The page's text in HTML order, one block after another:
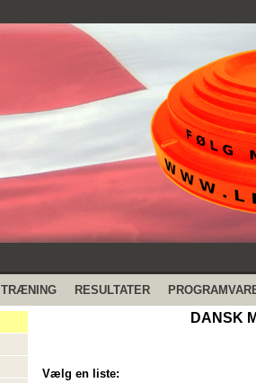
TRÆNING RESULTATER
DANSK
Vælg en liste: